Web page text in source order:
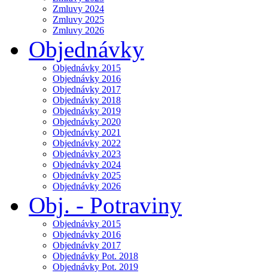
Zmluvy 2024
Zmluvy 2025
Zmluvy 2026
Objednávky
Objednávky 2015
Objednávky 2016
Objednávky 2017
Objednávky 2018
Objednávky 2019
Objednávky 2020
Objednávky 2021
Objednávky 2022
Objednávky 2023
Objednávky 2024
Objednávky 2025
Objednávky 2026
Obj. - Potraviny
Objednávky 2015
Objednávky 2016
Objednávky 2017
Objednávky Pot. 2018
Objednávky Pot. 2019